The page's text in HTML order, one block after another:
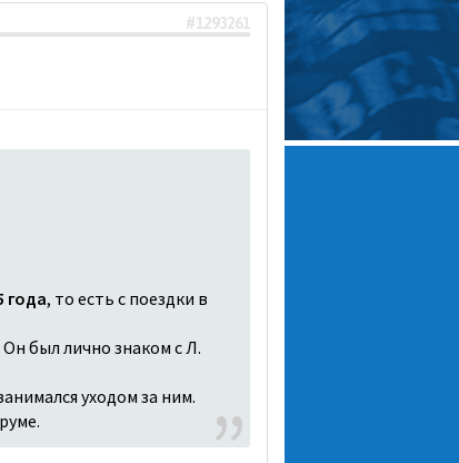
#1293261
года, то есть с поездки в
был лично знаком с Л.
уходом за ним.